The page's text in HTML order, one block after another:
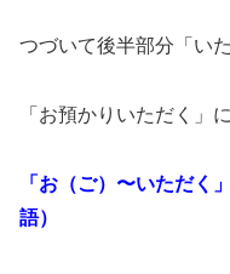
つづいて後半部分「い
「お預かりいただく」
「お（ご）〜いただく
語）